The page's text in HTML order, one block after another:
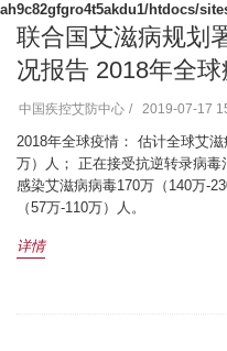
ah9c82gfgro4t5akdu1/htdocs/
联合国艾滋病规划
况报告 2018年全
中国疾控艾防中心 2019-07-17
2018年全球疫情： 估计全球艾
万）人； 正在接受抗逆转录病
感染艾滋病病毒170万（140万-
（57万-110万）人。
详情